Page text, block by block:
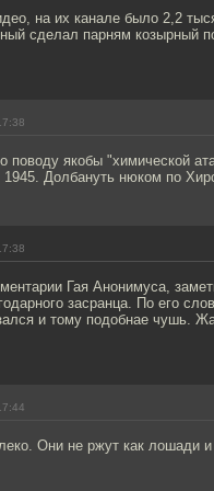
на их канале было 2,2
сделал парням козырный
поводу якобы "химической
Долбануть нюком по
Гая Анонимуса,
засранца. По его
и тому подобнае чушь.
Они не ржут как лошади и